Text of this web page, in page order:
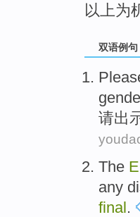
以上为
双语例句
请出
The
any
final.